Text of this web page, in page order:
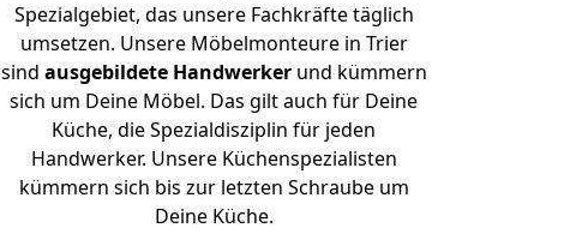
Spezialgebiet, das unsere Fachkräfte täglich
umsetzen. Unsere Möbelmonteure in Trier
sind ausgebildete Handwerker und kümmern
sich um Deine Möbel. Das gilt auch für Deine
Küche, die Spezialdisziplin für jeden
Handwerker. Unsere Küchenspezialisten
kümmern sich bis zur letzten Schraube um
Deine Küche.